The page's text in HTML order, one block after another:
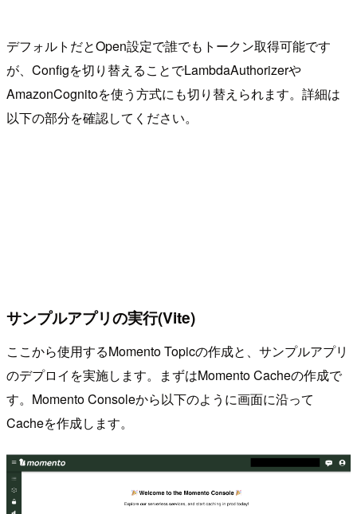
デフォルトだとOpen設定で誰でもトークン取得可能です
が、Configを切り替えることでLambdaAuthorizerや
AmazonCognitoを使う方式にも切り替えられます。詳細は
以下の部分を確認してください。
サンプルアプリの実行(Vite)
ここから使用するMomento Topicの作成と、サンプルアプリ
のデプロイを実施します。まずはMomento Cacheの作成で
す。Momento Consoleから以下のように画面に沿って
Cacheを作成します。